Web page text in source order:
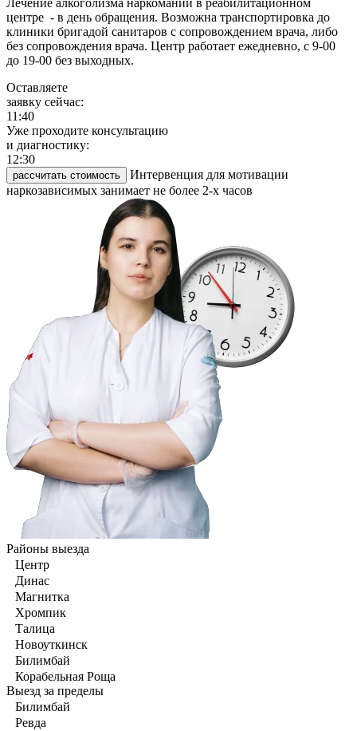
Лечение алкоголизма наркомании в реабилитационном
центре - в день обращения. Возможна транспортировка до
клиники бригадой санитаров с сопровождением врача, либо
без сопровождения врача. Центр работает ежедневно, с 9-00
до 19-00 без выходных.
Оставляете
заявку сейчас:
11:41
Уже проходите консультацию
и диагностику:
12:30
рассчитать стоимость
Интервенция для мотивации
наркозависимых занимает не более 2-х часов
Районы выезда
Центр
Динас
Магнитка
Хромпик
Талица
Новоуткинск
Билимбай
Корабельная Роща
Выезд за пределы
Билимбай
Ревда